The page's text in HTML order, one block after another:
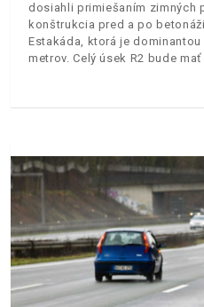
dosiahli primiešaním zimných
konštrukcia pred a po
Estakáda, ktorá je
metrov. Celý úsek R2 bude